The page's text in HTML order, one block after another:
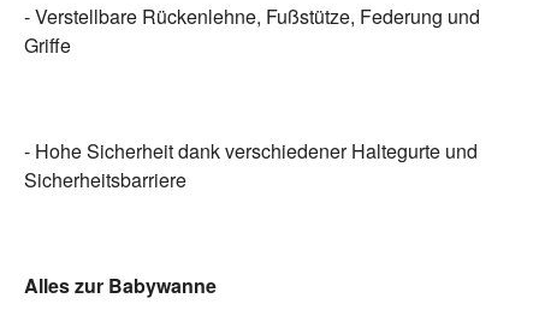
- Verstellbare Rückenlehne, Fußstütze, Federung und
Griffe
- Hohe Sicherheit dank verschiedener Haltegurte und
Sicherheitsbarriere
Alles zur Babywanne